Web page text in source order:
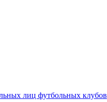
лиц футбольных клубов